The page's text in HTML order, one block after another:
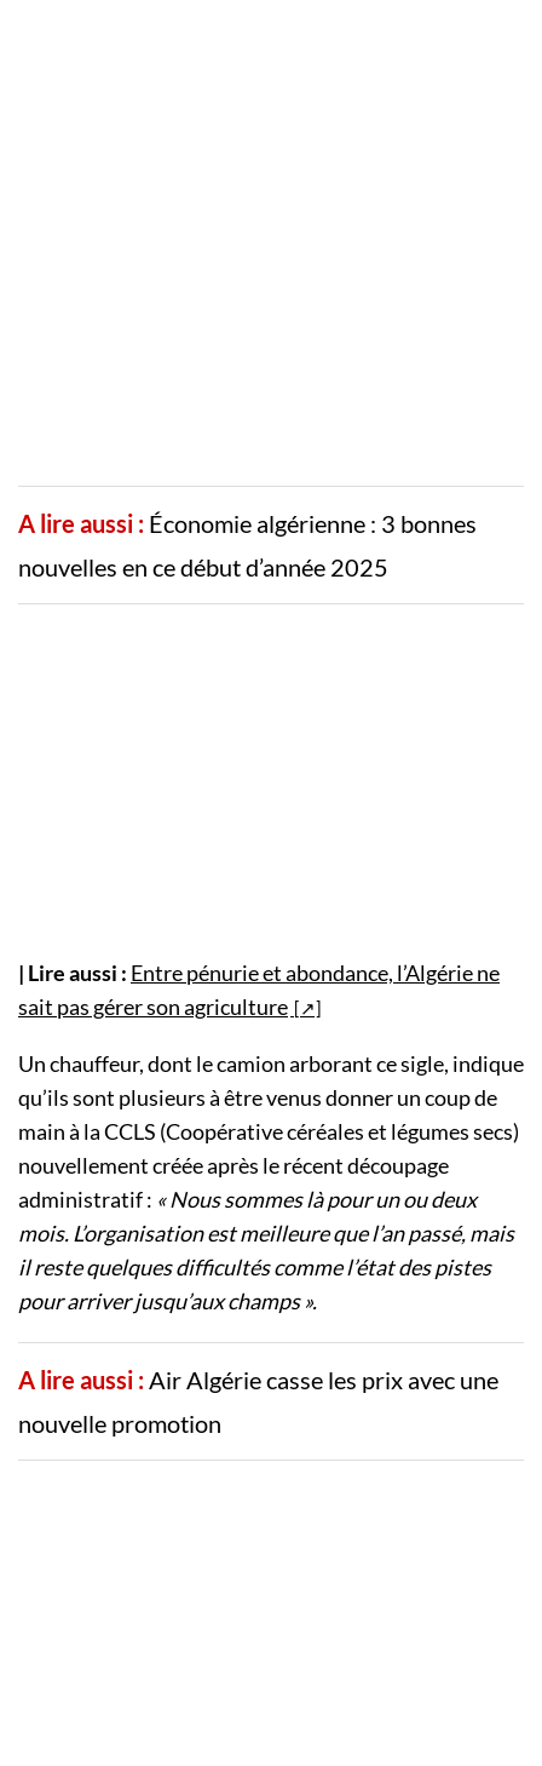
A lire aussi : Économie algérienne : 3 bonnes
nouvelles en ce début d’année 2025
| Lire aussi : Entre pénurie et abondance, l’Algérie ne
sait pas gérer son agriculture
Un chauffeur, dont le camion arborant ce sigle, indique
qu’ils sont plusieurs à être venus donner un coup de
main à la CCLS (Coopérative céréales et légumes secs)
nouvellement créée après le récent découpage
administratif : « Nous sommes là pour un ou deux
mois. L’organisation est meilleure que l’an passé, mais
il reste quelques difficultés comme l’état des pistes
pour arriver jusqu’aux champs ».
A lire aussi :Air Algérie casse les prix avec une
nouvelle promotion